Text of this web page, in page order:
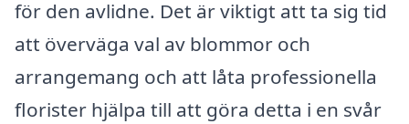
för den avlidne. Det är viktigt att ta sig tid
att överväga val av blommor och
arrangemang och att låta professionella
florister hjälpa till att göra detta i en svår